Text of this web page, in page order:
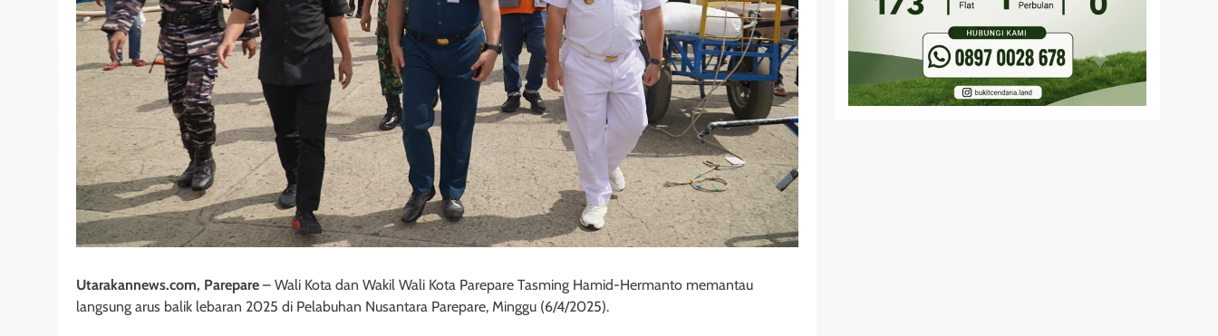
Utarakannews.com, Parepare – Wali Kota dan Wakil Wali Kota Parepare Tasming Hamid-Hermanto memantau
langsung arus balik lebaran 2025 di Pelabuhan Nusantara Parepare, Minggu (6/4/2025).